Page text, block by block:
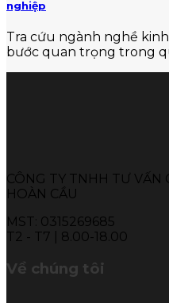
nghiệp
Tra cứu ngành nghề
bước quan trọng trong
CÔNG TY TNHH TƯ
HOÀN CẦU
MST: 0315269685
T2 - T7 | 8.00-18.00
Về chúng tôi